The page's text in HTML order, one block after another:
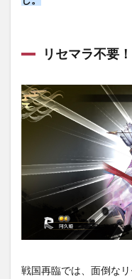
リセマラ不要
戦国再臨では、面倒な